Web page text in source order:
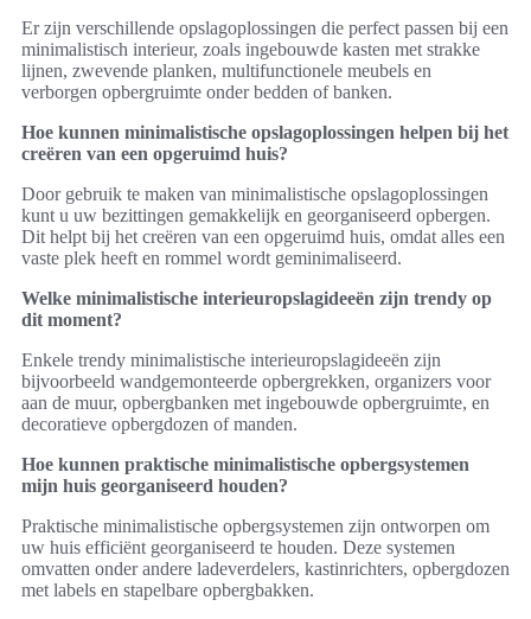
Er zijn verschillende opslagoplossingen die perfect passen bij een
minimalistisch interieur, zoals ingebouwde kasten met strakke
lijnen, zwevende planken, multifunctionele meubels en
verborgen opbergruimte onder bedden of banken.
Hoe kunnen minimalistische opslagoplossingen helpen bij het
creëren van een opgeruimd huis?
Door gebruik te maken van minimalistische opslagoplossingen
kunt u uw bezittingen gemakkelijk en georganiseerd opbergen.
Dit helpt bij het creëren van een opgeruimd huis, omdat alles een
vaste plek heeft en rommel wordt geminimaliseerd.
Welke minimalistische interieuropslagideeën zijn trendy op
dit moment?
Enkele trendy minimalistische interieuropslagideeën zijn
bijvoorbeeld wandgemonteerde opbergrekken, organizers voor
aan de muur, opbergbanken met ingebouwde opbergruimte, en
decoratieve opbergdozen of manden.
Hoe kunnen praktische minimalistische opbergsystemen
mijn huis georganiseerd houden?
Praktische minimalistische opbergsystemen zijn ontworpen om
uw huis efficiënt georganiseerd te houden. Deze systemen
omvatten onder andere ladeverdelers, kastinrichters, opbergdozen
met labels en stapelbare opbergbakken.